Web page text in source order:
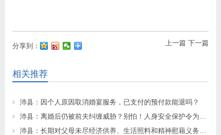
上一篇 下一篇
分享到：
相关推荐
沛县：因个人原因取消婚宴服务，已支付的预付款能退吗？